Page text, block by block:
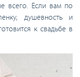
всего. Если вам по
душевность и
к свадьбе в